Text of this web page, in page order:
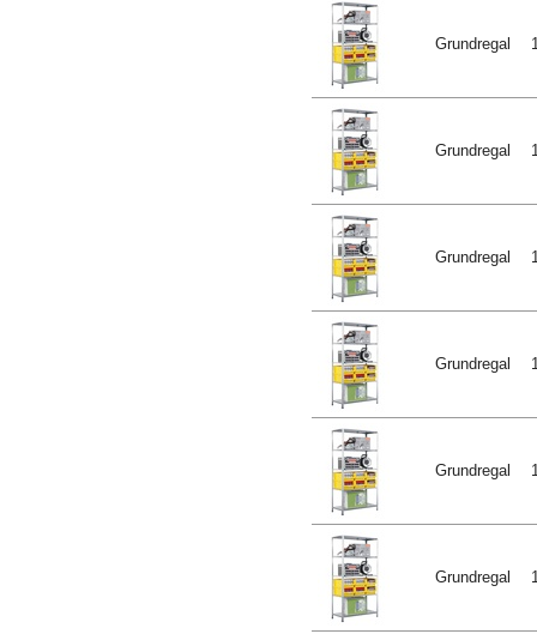
Grundregal
Grundregal
Grundregal
Grundregal
Grundregal
Grundregal